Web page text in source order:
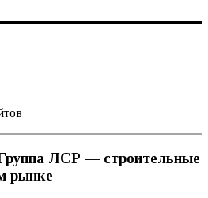
ЛСР — строительные
рынке